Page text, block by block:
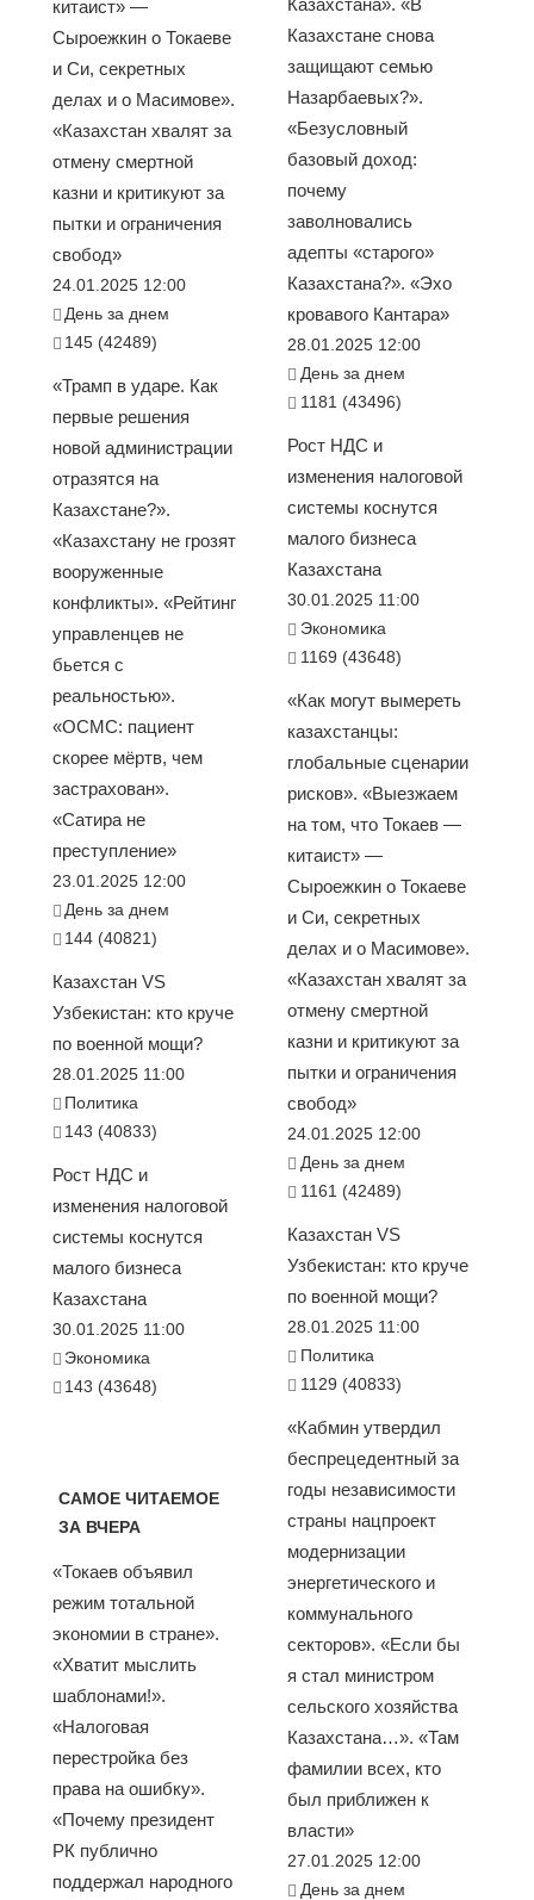
китаист» —
Сыроежкин о Токаеве
и Си, секретных
делах и о Масимове».
«Казахстан хвалят за
отмену смертной
казни и критикуют за
пытки и ограничения
свобод»
24.01.2025 12:00
День за днем
145 (42489)
«Трамп в ударе. Как
первые решения
новой администрации
отразятся на
Казахстане?».
«Казахстану не грозят
вооруженные
конфликты». «Рейтинг
управленцев не
бьется с
реальностью».
«ОСМС: пациент
скорее мёртв, чем
застрахован».
«Сатира не
преступление»
23.01.2025 12:00
День за днем
144 (40821)
Казахстан VS
Узбекистан: кто круче
по военной мощи?
28.01.2025 11:00
Политика
143 (40833)
Рост НДС и
изменения налоговой
системы коснутся
малого бизнеса
Казахстана
30.01.2025 11:00
Экономика
143 (43648)
САМОЕ ЧИТАЕМОЕ
ЗА ВЧЕРА
«Токаев объявил
режим тотальной
экономии в стране».
«Хватит мыслить
шаблонами!».
«Налоговая
перестройка без
права на ошибку».
«Почему президент
РК публично
поддержал народного
Казахстане снова
защищают семью
Назарбаевых?».
«Безусловный
базовый доход:
почему
заволновались
адепты «старого»
Казахстана?». «Эхо
кровавого Кантара»
28.01.2025 12:00
День за днем
1181 (43496)
Рост НДС и
изменения налоговой
системы коснутся
малого бизнеса
Казахстана
30.01.2025 11:00
Экономика
1169 (43648)
«Как могут вымереть
казахстанцы:
глобальные сценарии
рисков». «Выезжаем
на том, что Токаев —
китаист» —
Сыроежкин о Токаеве
и Си, секретных
делах и о Масимове».
«Казахстан хвалят за
отмену смертной
казни и критикуют за
пытки и ограничения
свобод»
24.01.2025 12:00
День за днем
1161 (42489)
Казахстан VS
Узбекистан: кто круче
по военной мощи?
28.01.2025 11:00
Политика
1129 (40833)
«Кабмин утвердил
беспрецедентный за
годы независимости
страны нацпроект
модернизации
энергетического и
коммунального
секторов». «Если бы
я стал министром
сельского хозяйства
Казахстана…». «Там
фамилии всех, кто
был приближен к
власти»
27.01.2025 12:00
День за днем